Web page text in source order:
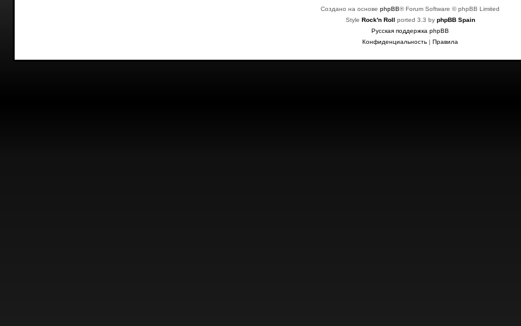
Создано на основеphpBB® Forum Software © phpBB Limited
Style Rock'n Roll ported 3.3 by phpBB Spain
Русская поддержка phpBB
Конфиденциальность |Правила